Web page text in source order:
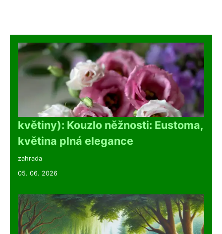
květiny): Kouzlo něžnosti: Eustoma,
květina plná elegance
zahrada
05. 06. 2026